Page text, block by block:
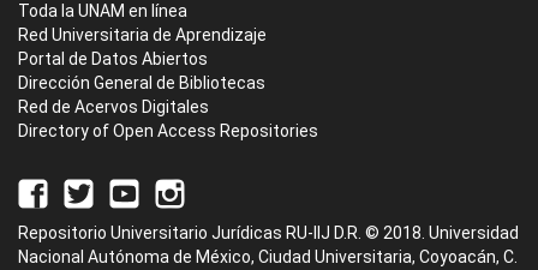
Toda la UNAM en línea
Red Universitaria de Aprendizaje
Portal de Datos Abiertos
Dirección General de Bibliotecas
Red de Acervos Digitales
Directory of Open Access Repositories
Repositorio Universitario Jurídicas RU-IIJ D.R. © 2018. Universidad
Nacional Autónoma de México, Ciudad Universitaria, Coyoacán, C.